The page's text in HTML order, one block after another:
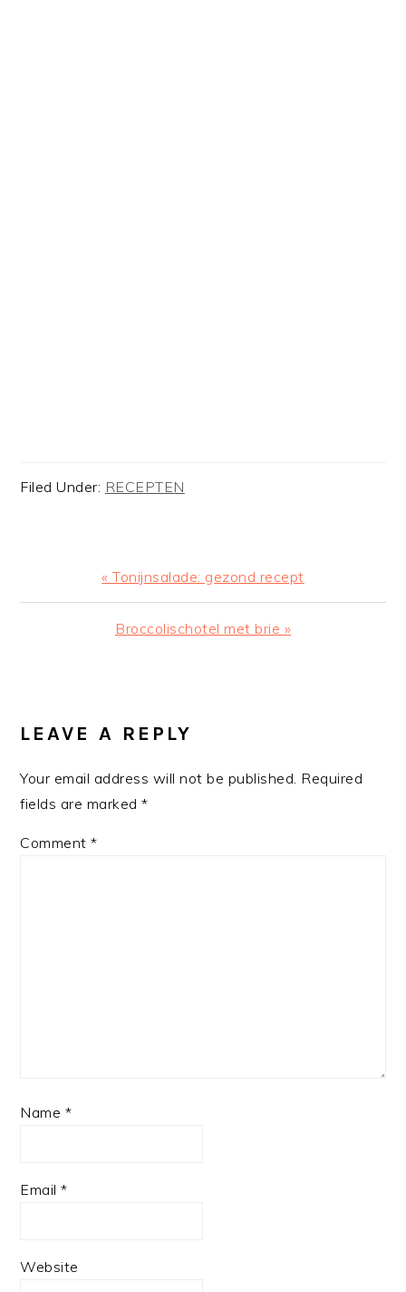
Filed Under: RECEPTEN
Previous
Post:
« Tonijnsalade: gezond recept
Next
Broccolischotel met brie »
INTERACTIONS
LEAVE A REPLY
Your email address will not be published. Required
fields are marked*
Comment*
Name *
Email*
Website